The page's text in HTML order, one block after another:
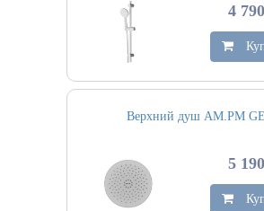
4
Верхний душ AM.PM
5